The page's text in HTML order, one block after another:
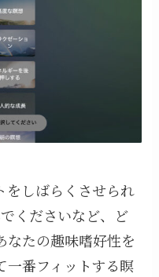
をしばらくさせられ
くださいなど、ど
なたの趣味嗜好性を
一番フィットする瞑